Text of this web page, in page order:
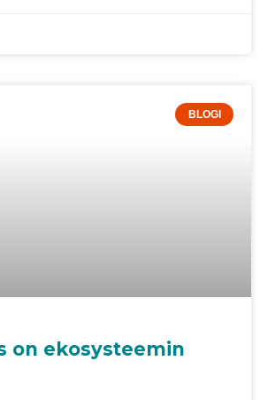
BLOGI
on ekosysteemin